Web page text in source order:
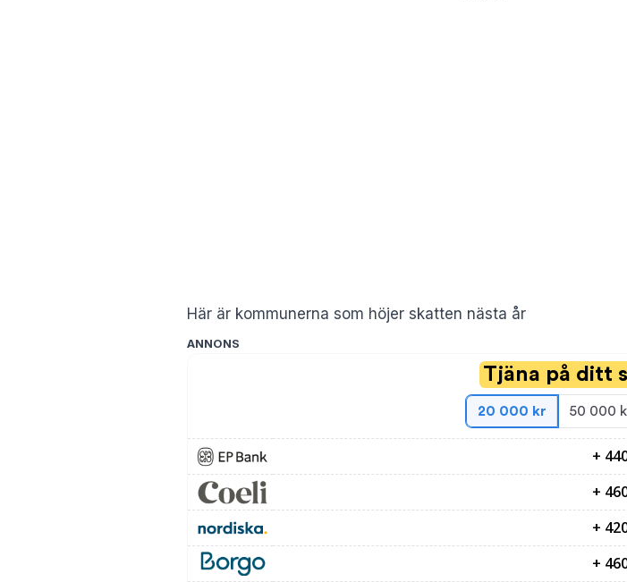
Här är kommunerna som höjer skatten nästa år
ANNONS